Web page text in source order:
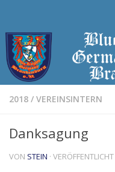
2018 / VEREINSINTERN
Danksagung
VON STEIN · VERÖFFENTLICHT